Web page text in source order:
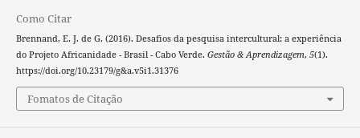
Como Citar
Brennand, E. J. de G. (2016). Desafios da pesquisa intercultural: a experiência
do Projeto Africanidade - Brasil - Cabo Verde. Gestão & Aprendizagem, 5(1).
https://doi.org/10.23179/g&a.v5i1.31376
Fomatos de Citação